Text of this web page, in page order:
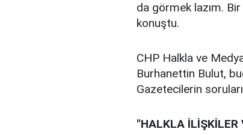
da görmek lazım.
konuştu.
CHP Halkla ve
Burhanettin Bulut,
Gazetecilerin
"HALKLA İLİŞKİLER